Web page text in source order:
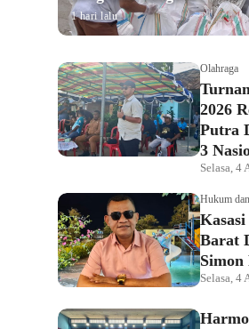
1 hari lalu
Olahraga
2026
Putra
3
Selasa, 4
Hukum
Barat
Simon
Selasa, 4